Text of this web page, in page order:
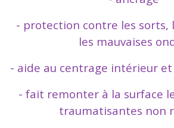
- protection contre les sorts,
les mauvaises
- aide au centrage intérieur
- fait remonter à la surface
traumatisantes non